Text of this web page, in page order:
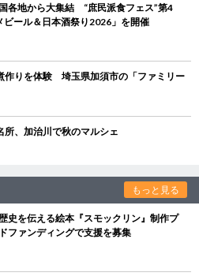
各地から大集結 “庶民派食フェス”第4
ビール＆日本酒祭り2026」を開催
作りを体験 埼玉県加須市の「ファミリー
、加治川で秋のマルシェ
もっと見る
史を伝える絵本『スモックリン』制作プ
ファンディングで支援を募集